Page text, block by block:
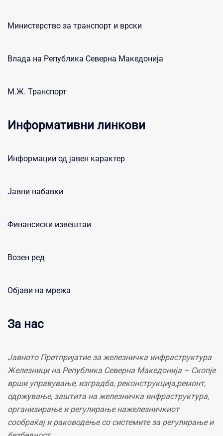
Министерство за транспорт и врски
Влада на Република Северна Македонија
М.Ж. Транспорт
Информативни линкови
Информации од јавен карактер
Јавни набавки
Финансиски извештаи
Возен ред
Објави на мрежа
За нас
Јавното Претпријатие за железничка инфраструктура
Железници на Република Северна Македонија – Скопје
врши управување, изградба, реконструкција,ремонт,
одржување, заштита на железничка инфраструктура,
организирање и регулирање нажелезничкиот
сообраќај и раководење со системите за регулирање и